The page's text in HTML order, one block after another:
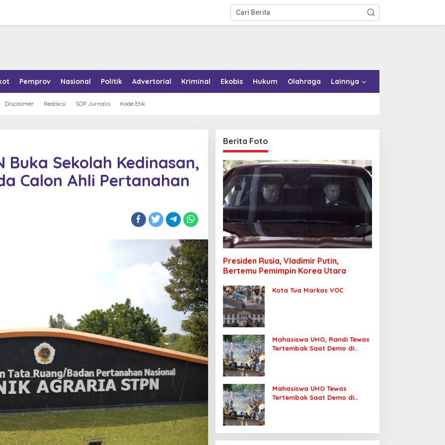
Pemprov Nasional Politik Advertorial Kriminal Ekobis Hukum Olahraga Lainnya
Disclaimer Redaksi SOP Jurnalis Kode Etik
Buka Sekolah Kedinasan,
Calon Ahli Pertanahan
Berita Foto
Presiden Rusia, Vladimir Putin,
Bertemu Pemimpin Korea Utara
Kota Tua Markas VOC
Mahasiswa UHO, Randi Tewas
Tertembak Saat Demo di
Mahasiswa UHO Tewas
Tertembak Saat Demo di